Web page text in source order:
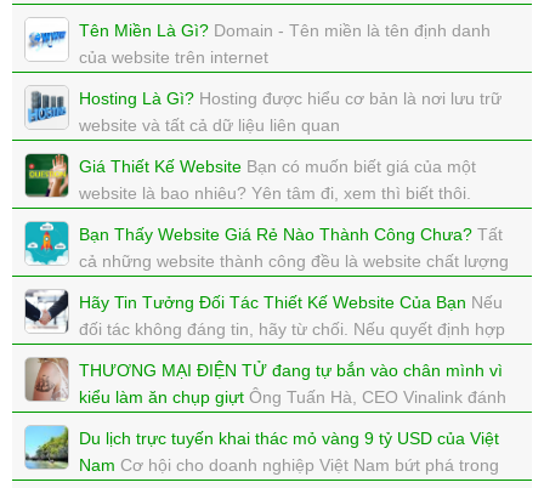
Tên Miền Là Gì? Domain - Tên miền là tên định danh
của website trên internet
Hosting Là Gì? Hosting được hiểu cơ bản là nơi lưu trữ
website và tất cả dữ liệu liên quan
Giá Thiết Kế Website Bạn có muốn biết giá của một
website là bao nhiêu? Yên tâm đi, xem thì biết thôi.
Bạn Thấy Website Giá Rẻ Nào Thành Công Chưa? Tất
cả những website thành công đều là website chất lượng
xem: 4540 | cập nhật: 03/10/2017 11:55
Hãy Tin Tưởng Đối Tác Thiết Kế Website Của Bạn Nếu
đối tác không đáng tin, hãy từ chối. Nếu quyết định hợp
xem: 6680 | cập nhật: 03/10/2017 11:55
THƯƠNG MẠI ĐIỆN TỬ đang tự bắn vào chân mình vì
kiểu làm ăn chụp giựt Ông Tuấn Hà, CEO Vinalink đánh
Internet Marketing uy tín, chân chính thì hiện nay có
những người chỉ nhằm mục tiêu làm sao kiếm tiền
Du lịch trực tuyến khai thác mỏ vàng 9 tỷ USD của Việt
Nam Cơ hội cho doanh nghiệp Việt Nam bứt phá trong